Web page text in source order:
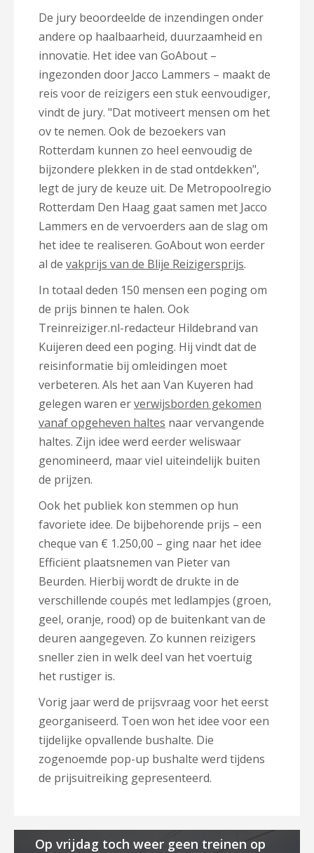
De jury beoordeelde de inzendingen onder
andere op haalbaarheid, duurzaamheid en
innovatie. Het idee van GoAbout –
ingezonden door Jacco Lammers – maakt de
reis voor de reizigers een stuk eenvoudiger,
vindt de jury. "Dat motiveert mensen om het
ov te nemen. Ook de bezoekers van
Rotterdam kunnen zo heel eenvoudig de
bijzondere plekken in de stad ontdekken",
legt de jury de keuze uit. De Metropoolregio
Rotterdam Den Haag gaat samen met Jacco
Lammers en de vervoerders aan de slag om
het idee te realiseren. GoAbout won eerder
al de vakprijs van de Blije Reizigersprijs.
In totaal deden 150 mensen een poging om
de prijs binnen te halen. Ook
Treinreiziger.nl-redacteur Hildebrand van
Kuijeren deed een poging. Hij vindt dat de
reisinformatie bij omleidingen moet
verbeteren. Als het aan Van Kuyeren had
gelegen waren erverwijsborden gekomen
vanaf opgeheven haltes naar vervangende
haltes. Zijn idee werd eerder weliswaar
genomineerd, maar viel uiteindelijk buiten
de prijzen.
Ook het publiek kon stemmen op hun
favoriete idee. De bijbehorende prijs – een
cheque van € 1.250,00 – ging naar het idee
Efficiënt plaatsnemen van Pieter van
Beurden. Hierbij wordt de drukte in de
verschillende coupés met ledlampjes (groen,
geel, oranje, rood) op de buitenkant van de
deuren aangegeven. Zo kunnen reizigers
sneller zien in welk deel van het voertuig
het rustiger is.
Vorig jaar werd de prijsvraag voor het eerst
georganiseerd. Toen won het idee voor een
tijdelijke opvallende bushalte. Die
zogenoemde pop-up bushalte werd tijdens
de prijsuitreiking gepresenteerd.
Op vrijdag toch weer geen treinen op